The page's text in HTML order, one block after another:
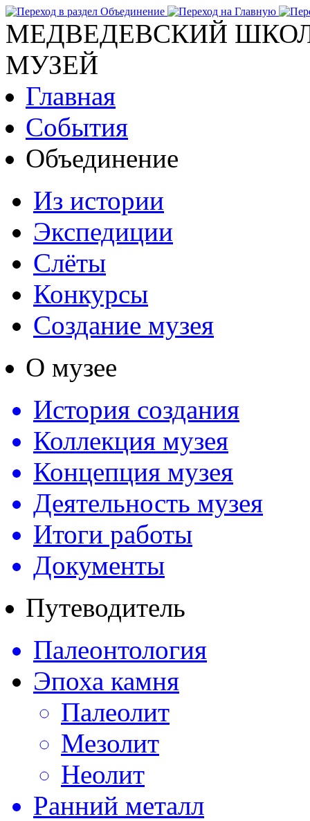
МЕДВЕДЕВСКИЙ
МУЗЕЙ
Главная
События
Объединение
Из истории
Экспедиции
Слёты
Конкурсы
Создание музея
О музее
История создания
Коллекция музея
Концепция музея
Деятельность музея
Итоги работы
Документы
Путеводитель
Палеонтология
Эпоха камня
Палеолит
Мезолит
Неолит
Ранний металл